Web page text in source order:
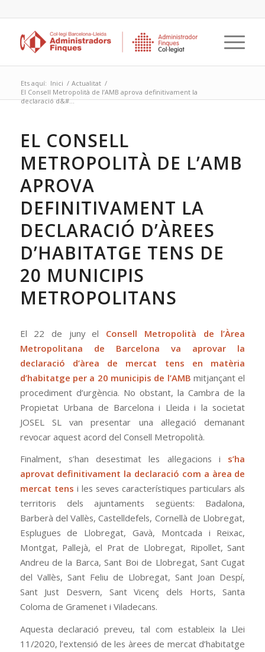
Ets aquí: Inici / Actualitat /
El Consell Metropolità de l’AMB aprova definitivament la
declaració d&#...
EL CONSELL
METROPOLITÀ DE L’AMB
APROVA
DEFINITIVAMENT LA
DECLARACIÓ D’ÀREES
D’HABITATGE TENS DE
20 MUNICIPIS
METROPOLITANS
El 22 de juny el Consell Metropolità de l’Àrea
Metropolitana de Barcelona va aprovar la
declaració d’àrea de mercat tens en matèria
d’habitatge per a 20 municipis de l’AMB mitjançant el
procediment d’urgència. No obstant, la Cambra de la
Propietat Urbana de Barcelona i Lleida i la societat
JOSEL SL van presentar una al·legació demanant
revocar aquest acord del Consell Metropolità.
Finalment, s’han desestimat les al·legacions i s’ha
aprovat definitivament la declaració com a àrea de
mercat tens i les seves característiques particulars als
territoris dels ajuntaments següents: Badalona,
Barberà del Vallès, Castelldefels, Cornellà de Llobregat,
Esplugues de Llobregat, Gavà, Montcada i Reixac,
Montgat, Pallejà, el Prat de Llobregat, Ripollet, Sant
Andreu de la Barca, Sant Boi de Llobregat, Sant Cugat
del Vallès, Sant Feliu de Llobregat, Sant Joan Despí,
Sant Just Desvern, Sant Vicenç dels Horts, Santa
Coloma de Gramenet i Viladecans.
Aquesta declaració preveu, tal com estableix la Llei
11/2020, l’extensió de les àrees de mercat d’habitatge